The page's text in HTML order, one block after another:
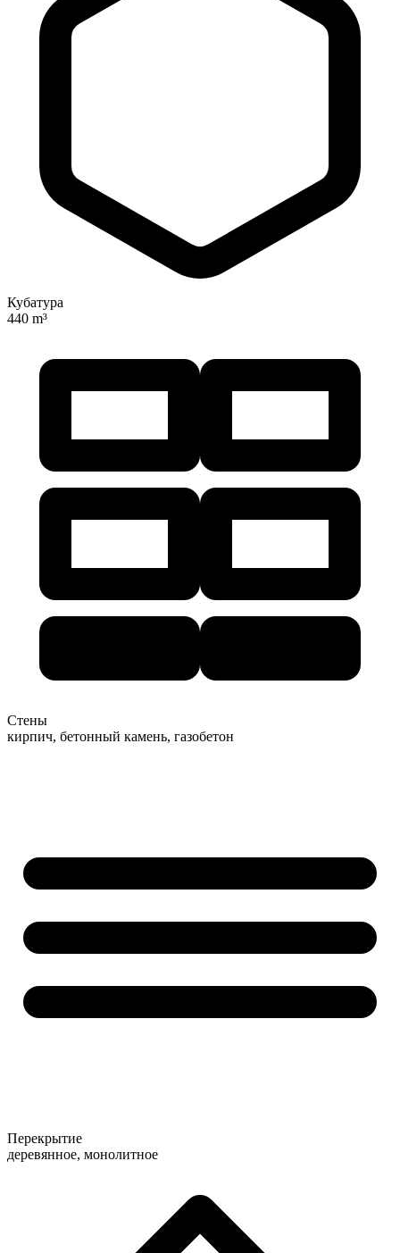
Кубатура
440 m³
Стены
кирпич, бетонный камень, газобетон
Перекрытие
деревянное, монолитное